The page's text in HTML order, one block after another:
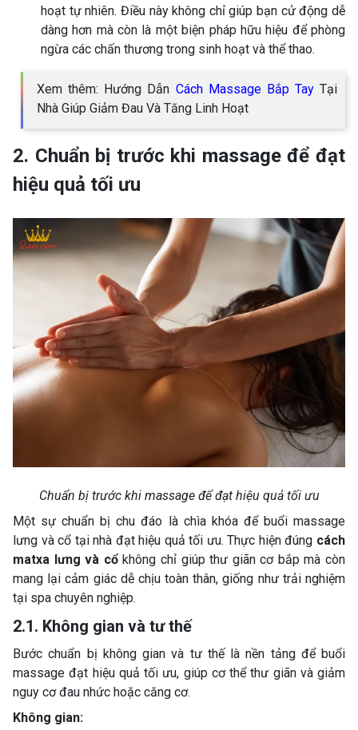
hoạt tự nhiên. Điều này không chỉ giúp bạn cử động dễ
dàng hơn mà còn là một biện pháp hữu hiệu để phòng
ngừa các chấn thương trong sinh hoạt và thể thao.
Xem thêm: Hướng Dẫn Cách Massage Bắp TayTại
Nhà Giúp Giảm Đau Và Tăng Linh Hoạt
2. Chuẩn bị trước khi massage để đạt
hiệu quả tối ưu
Chuẩn bị trước khi massage để đạt hiệu quả tối ưu
Một sự chuẩn bị chu đáo là chìa khóa để buổi massage
lưng và cổ tại nhà đạt hiệu quả tối ưu. Thực hiện đúng cách
matxa lưng và cổkhông chỉ giúp thư giãn cơ bắp mà còn
mang lại cảm giác dễ chịu toàn thân, giống như trải nghiệm
tại spa chuyên nghiệp.
2.1. Không gian và tư thế
Bước chuẩn bị không gian và tư thế là nền tảng để buổi
massage đạt hiệu quả tối ưu, giúp cơ thể thư giãn và giảm
nguy cơ đau nhức hoặc căng cơ.
Không gian: